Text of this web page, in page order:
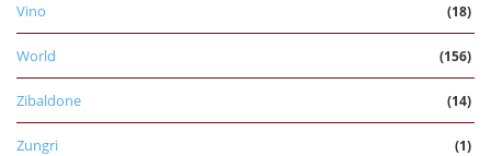
Vino (18)
World (156)
Zibaldone (14)
Zungri (1)